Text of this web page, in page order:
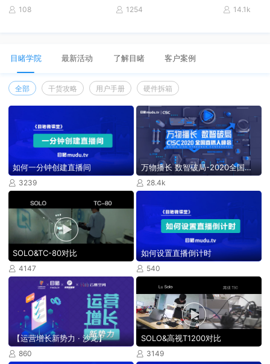
 108  1254  14.1k
目睹学院 最新活动 了解目睹 客户案例
全部 干货攻略 用户手册 硬件拆箱
如何一分钟创建直播间
 3239
万物播长 数智破局-2020全国直播人峰会
 28.4k
SOLO&TC-80对比
 4147

如何设置直播倒计时
 540
【运营增长新势力 · 沙龙】
 860
SOLO&高视T1200对比
 3149
